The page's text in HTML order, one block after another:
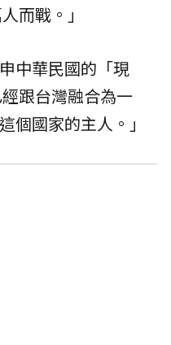
而戰。」
中華民國的「現
跟台灣融合為一
個國家的主人。」